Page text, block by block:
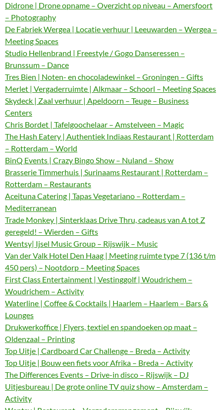
Didrone | Drone opname – Overzicht op niveau – Amersfoort
– Photography
De Fabriek Wergea | Locatie verhuur | Leeuwarden – Wergea –
Meeting Spaces
Studio Hellenbrand | Freestyle / Gogo Danseressen –
Brunssum – Dance
Tres Bien | Noten- en chocoladewinkel – Groningen – Gifts
Merlet | Vergaderruimte | Alkmaar – Schoorl – Meeting Spaces
Skydeck | Zaal verhuur | Apeldoorn – Teuge – Business
Centers
Chris Bordet | Tafelgoochelaar – Amstelveen – Magic
The Hash Eatery | Authentiek Indiaas Restaurant | Rotterdam
– Rotterdam – World
BinQ Events | Crazy Bingo Show – Nuland – Show
Brasserie Timmerhuis | Surinaams Restaurant | Rotterdam –
Rotterdam – Restaurants
Aceituna Catering | Tapas Vegetariano – Rotterdam –
Mediterranean
Trade Monkey | Sinterklaas Drive Thru, cadeaus van A tot Z
geregeld! – Wierden – Gifts
Wentsy| Ijsel Music Group – Rijswijk – Music
Van der Valk Hotel Den Haag | Meeting ruimte type 7 (136 t/m
450 pers) – Nootdorp – Meeting Spaces
First Class Entertainment | Vestinggolf | Woudrichem –
Woudrichem – Activity
Waterline | Coffee & Cocktails | Haarlem – Haarlem – Bars &
Lounges
Drukwerkoffice | Flyers, textiel en spandoeken op maat –
Oldenzaal – Printing
Top Uitje | Cardboard Car Challenge – Breda – Activity
Top Uitje | Bouw een fiets voor Afrika – Breda – Activity
The Differences Events – Drive-in disco – Rijswijk – DJ
Uitjesbureau | De grote online TV quiz show – Amsterdam –
Activity